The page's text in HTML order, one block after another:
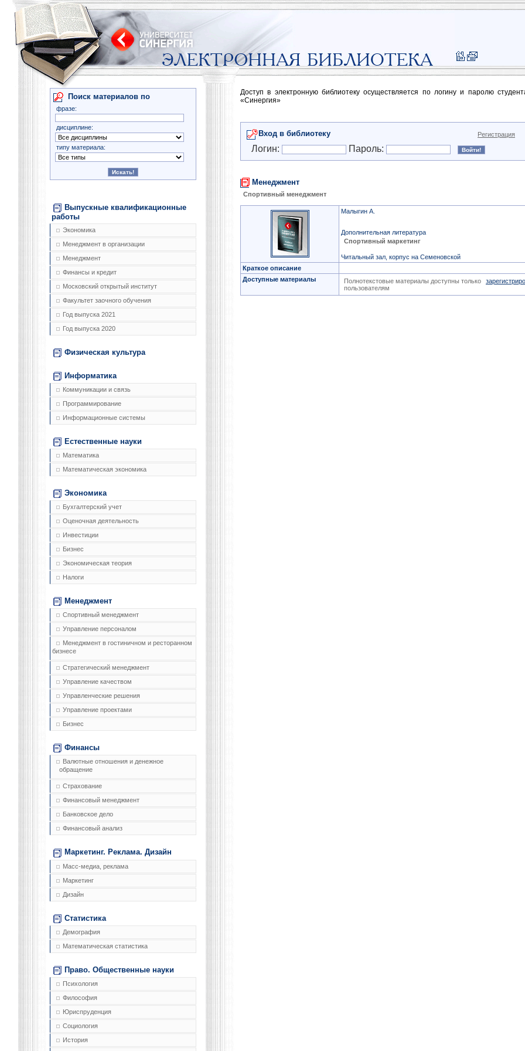
Поиск материалов по
фразе:
дисциплине:
типу материала:
Выпускные квалификационные
работы
Экономика
Менеджмент в организации
Менеджмент
Финансы и кредит
Московский открытый институт
Факультет заочного обучения
Год выпуска 2021
Год выпуска 2020
Физическая культура
Информатика
Коммуникации и связь
Программирование
Информационные системы
Естественные науки
Математика
Математическая экономика
Экономика
Бухгалтерский учет
Оценочная деятельность
Инвестиции
Бизнес
Экономическая теория
Налоги
Менеджмент
Спортивный менеджмент
Управление персоналом
Менеджмент в гостиничном и ресторанном
бизнесе
Стратегический менеджмент
Управление качеством
Управленческие решения
Управление проектами
Бизнес
Финансы
Валютные отношения и денежное
обращение
Страхование
Финансовый менеджмент
Банковское дело
Финансовый анализ
Маркетинг. Реклама. Дизайн
Масс-медиа, реклама
Маркетинг
Дизайн
Статистика
Демография
Математическая статистика
Право. Общественные науки
Психология
Философия
Юриспруденция
Социология
История
Доступ в электронную библиотеку осуществляется по логину и паролю
«Синергия»
Вход в библиотеку Регистрация
Логин: Пароль:
Менеджмент
Спортивный менеджмент
Малыгин А.
Дополнительная литература
Спортивный маркетинг
Читальный зал, корпус на Семеновской
Краткое описание
Доступные материалы
Полнотекстовые материалы доступны только
пользователям